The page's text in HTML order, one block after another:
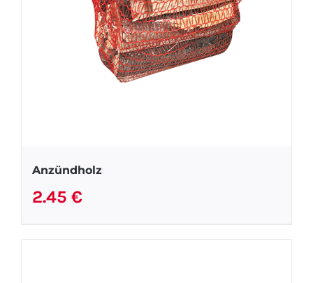
Anzündholz
2.45 €